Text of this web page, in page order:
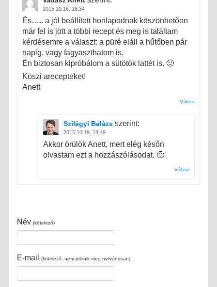
2015.10.16. 16:34
És….. a jól beállított honlapodnak köszönhetően
már fel is jött a többi recept és meg is találtam
kérdésemre a választ: a püré eláll a hűtőben pár
napig, vagy fagyaszthatom is.
Én biztosan kipróbálom a sütötök lattét is. 🙂
Köszi arecepteket!
Anett
Válasz
Szilágyi Balázs szerint:
2015.10.19. 18:49
Akkor örülök Anett, mert elég későn
olvastam ezt a hozzászólásodat. 🙂
Válasz
Név (kötelező)
E-mail (kötelező, nem jelenik meg nyilvánosan)